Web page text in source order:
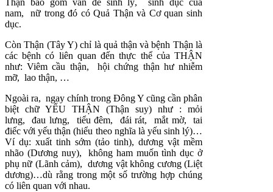
Thận bao gồm vấn đề sinh lý, sinh dục của
nam, nữ trong đó có Quả Thận và Cơ quan sinh
dục.
Còn Thận (Tây Y) chỉ là quả thận và bệnh Thận là
các bệnh có liên quan đến thực thể của THẬN
như: Viêm cầu thận, hội chứng thận hư nhiễm
mỡ, lao thận, …
Ngoài ra, ngay chính trong Đông Y cũng cần phân
biệt chữ YẾU THẬN (Thận suy) như : mỏi
lưng, đau lưng, tiểu đêm, đái rát, mắt mờ, tai
điếc với yếu thận (hiểu theo nghĩa là yếu sinh lý)…
Ví dụ: xuất tinh sớm (tảo tinh), dương vật mềm
nhão (Dương nuy), không ham muốn tình dục ở
phụ nữ (Lãnh cảm), dương vật không cương (Liệt
dương)…dù rằng trong một số trường hợp chúng
có liên quan với nhau.